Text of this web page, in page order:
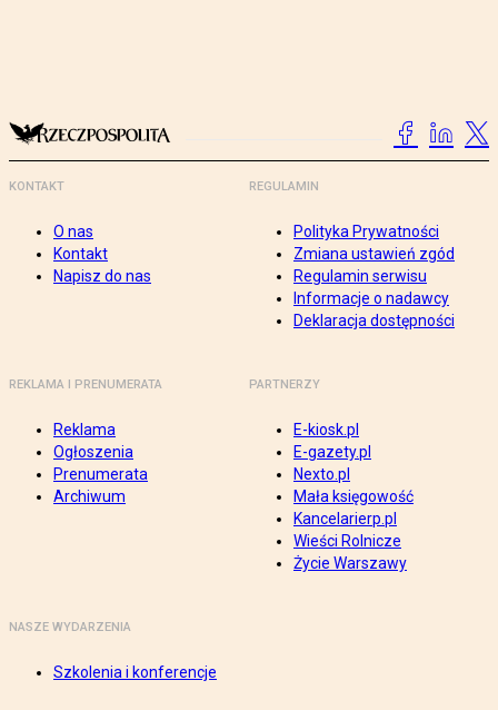
KONTAKT
O nas
Kontakt
Napisz do nas
REGULAMIN
Polityka Prywatności
Zmiana ustawień zgód
Regulamin serwisu
Informacje o nadawcy
Deklaracja dostępności
REKLAMA I PRENUMERATA
Reklama
Ogłoszenia
Prenumerata
Archiwum
PARTNERZY
E-kiosk.pl
E-gazety.pl
Nexto.pl
Mała księgowość
Kancelarierp.pl
Wieści Rolnicze
Życie Warszawy
NASZE WYDARZENIA
Szkolenia i konferencje